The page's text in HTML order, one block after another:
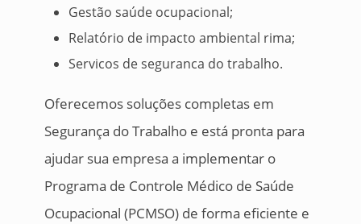
Gestão saúde ocupacional;
Relatório de impacto ambiental rima;
Servicos de seguranca do trabalho.
Oferecemos soluções completas em
Segurança do Trabalho e está pronta para
ajudar sua empresa a implementar o
Programa de Controle Médico de Saúde
Ocupacional (PCMSO) de forma eficiente e